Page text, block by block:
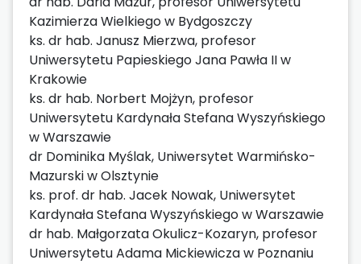
Kazimierza Wielkiego w Bydgoszczy
ks. dr hab. Janusz Mierzwa, profesor
Uniwersytetu Papieskiego Jana Pawła II w
Krakowie
ks. dr hab. Norbert Mojżyn, profesor
Uniwersytetu Kardynała Stefana Wyszyńskiego
w Warszawie
dr Dominika Myślak, Uniwersytet Warmińsko-
Mazurski w Olsztynie
ks. prof. dr hab. Jacek Nowak, Uniwersytet
Kardynała Stefana Wyszyńskiego w Warszawie
dr hab. Małgorzata Okulicz-Kozaryn, profesor
Uniwersytetu Adama Mickiewicza w Poznaniu